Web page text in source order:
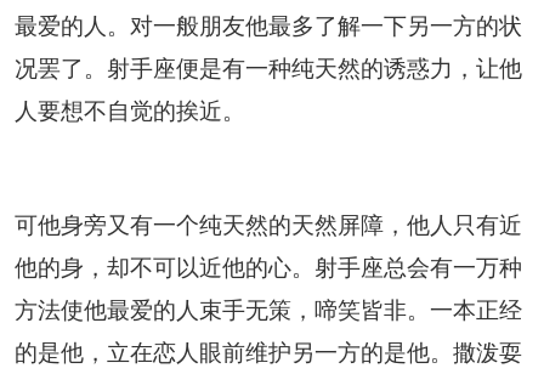
最爱的人。对一般朋友他最多了解一下另一方的状
况罢了。射手座便是有一种纯天然的诱惑力，让他
人要想不自觉的挨近。
可他身旁又有一个纯天然的天然屏障，他人只有近
他的身，却不可以近他的心。射手座总会有一万种
方法使他最爱的人束手无策，啼笑皆非。一本正经
的是他，立在恋人眼前维护另一方的是他。撒泼耍